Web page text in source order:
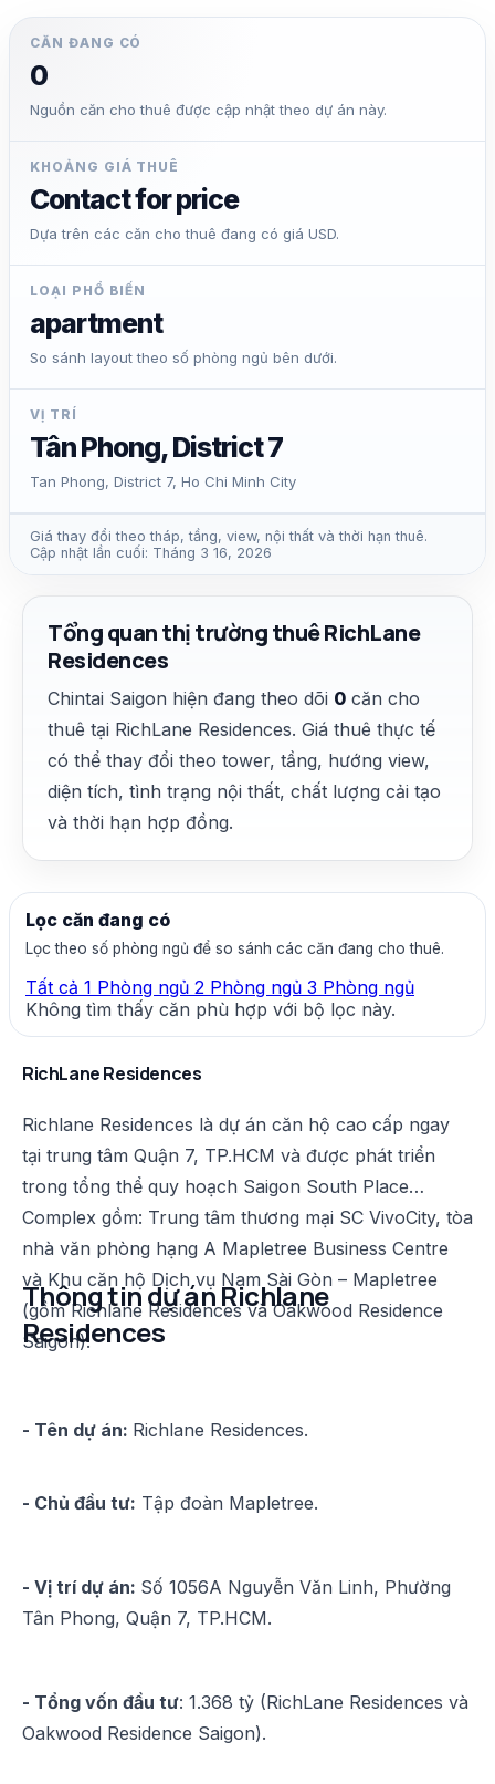
CĂN ĐANG CÓ
0
Nguồn căn cho thuê được cập nhật theo dự án này.
KHOẢNG GIÁ THUÊ
Contact for price
Dựa trên các căn cho thuê đang có giá USD.
LOẠI PHỔ BIẾN
apartment
So sánh layout theo số phòng ngủ bên dưới.
VỊ TRÍ
Tân Phong, District 7
Tan Phong, District 7, Ho Chi Minh City
Giá thay đổi theo tháp, tầng, view, nội thất và thời hạn thuê.
Cập nhật lần cuối: Tháng 3 16, 2026
Tổng quan thị trường thuê RichLane
Residences
Chintai Saigon hiện đang theo dõi 0 căn cho
thuê tại RichLane Residences. Giá thuê thực tế
có thể thay đổi theo tower, tầng, hướng view,
diện tích, tình trạng nội thất, chất lượng cải tạo
và thời hạn hợp đồng.
Lọc căn đang có
Lọc theo số phòng ngủ để so sánh các căn đang cho thuê.
Tất cả 1 Phòng ngủ 2 Phòng ngủ 3 Phòng ngủ
Không tìm thấy căn phù hợp với bộ lọc này.
RichLane Residences
Richlane Residences là dự án căn hộ cao cấp ngay
tại trung tâm Quận 7, TP.HCM và được phát triển
trong tổng thể quy hoạch Saigon South Place
Complex gồm: Trung tâm thương mại SC VivoCity, tòa
nhà văn phòng hạng A Mapletree Business Centre
và Khu căn hộ Dịch vụ Nam Sài Gòn – Mapletree
(gồm Richlane Residences và Oakwood Residence
Saigon).
Thông tin dự án Richlane
Residences
- Tên dự án: Richlane Residences.
- Chủ đầu tư: Tập đoàn Mapletree.
- Vị trí dự án: Số 1056A Nguyễn Văn Linh, Phường
Tân Phong, Quận 7, TP.HCM.
- Tổng vốn đầu tư: 1.368 tỷ (RichLane Residences và
Oakwood Residence Saigon).